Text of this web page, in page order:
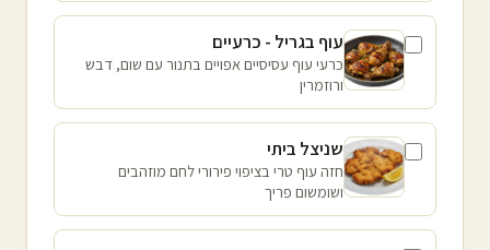
עוף בגריל - כרעיים
כרעי עוף עסיסיים אפויים בתנור עם שום, דבש
ורוזמרין
שניצל ביתי
חזה עוף טרי בציפוי פירורי לחם מוזהבים
ושומשום פריך